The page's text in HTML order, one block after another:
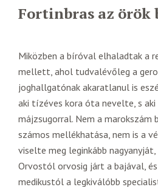
Fortinbras az örök
Miközben a bíróval elhaladtak a
mellett, ahol tudvalévőleg a
joghallgatónak akaratlanul is
aki tízéves kora óta nevelte, s
májzsugorral. Nem a marokszám
számos mellékhatása, nem is a
viselte meg leginkább
Orvostól orvosig járt a bajával,
medikustól a legkiválóbb